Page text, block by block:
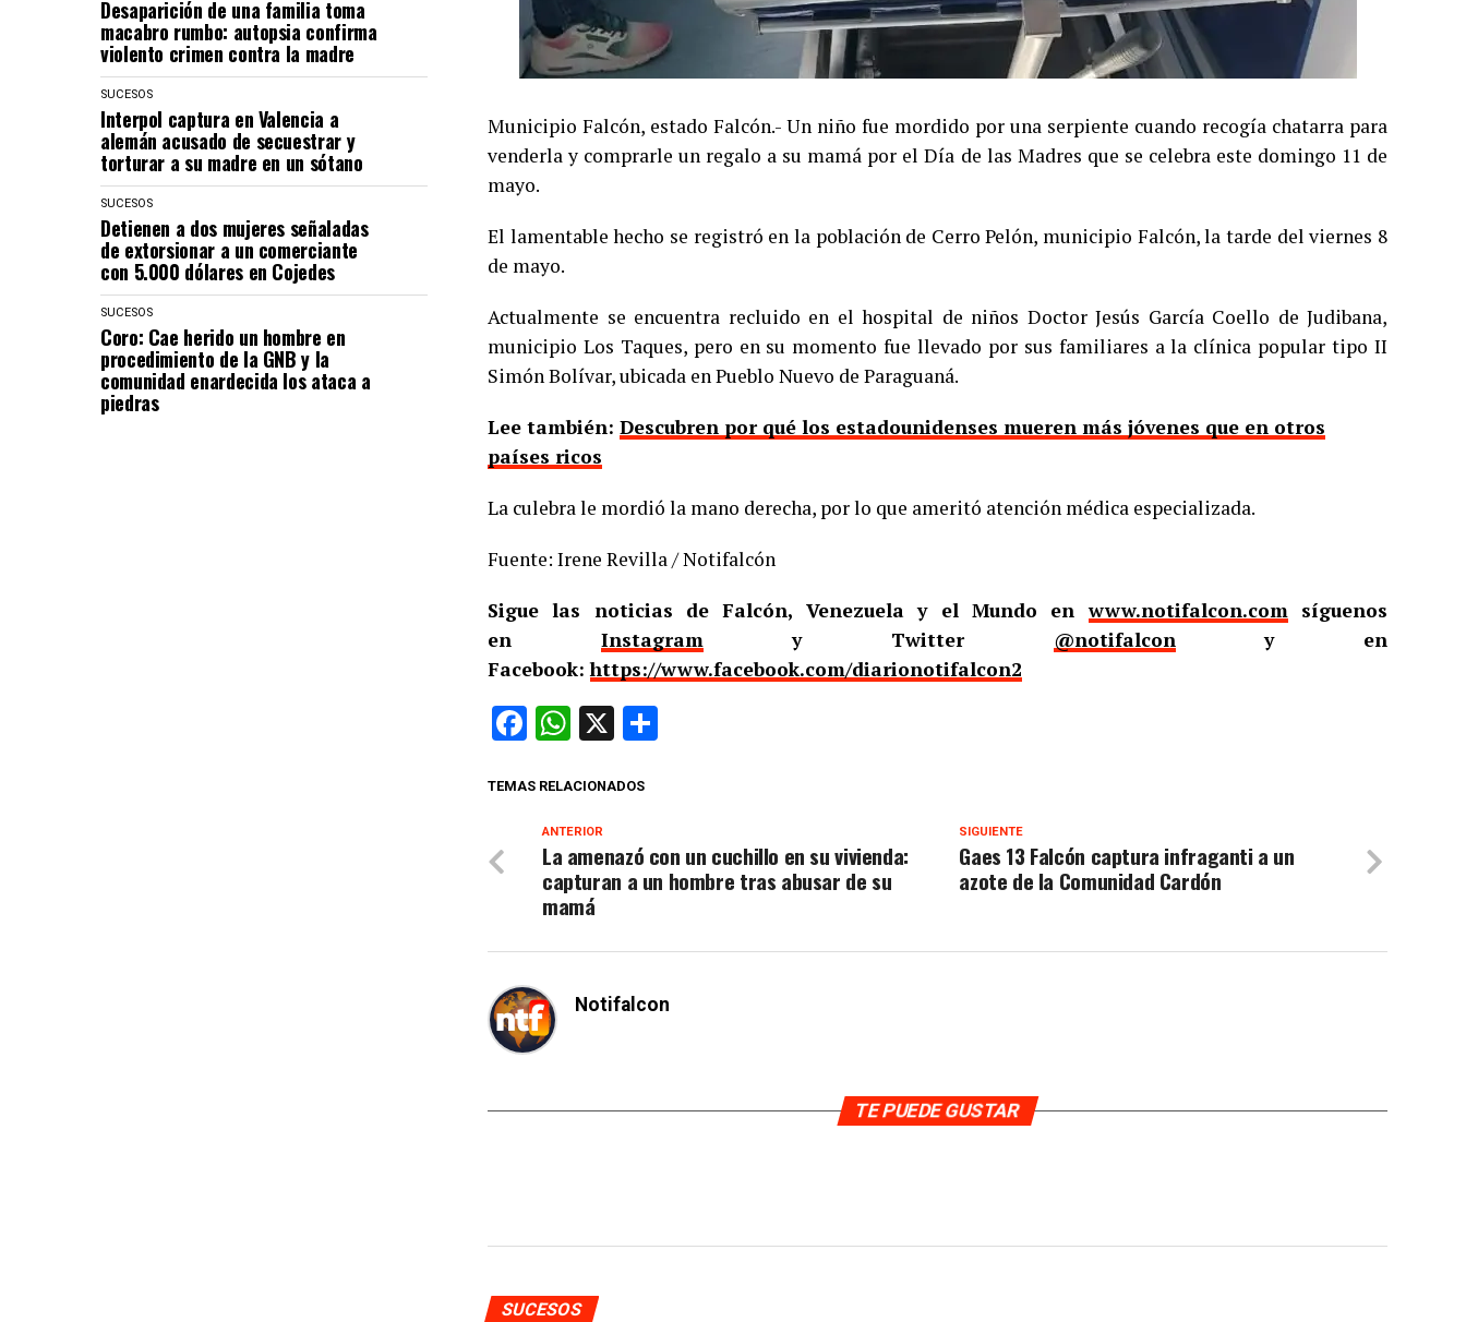
Desaparición de una familia toma
macabro rumbo: autopsia confirma
violento crimen contra la madre
SUCESOS
Interpol captura en Valencia a
alemán acusado de secuestrar y
torturar a su madre en un sótano
SUCESOS
Detienen a dos mujeres señaladas
de extorsionar a un comerciante
con 5.000 dólares en Cojedes
SUCESOS
Coro: Cae herido un hombre en
procedimiento de la GNB y la
comunidad enardecida los ataca a
piedras
Municipio Falcón, estado Falcón.- Un niño fue mordido por una serpiente cuando recogía chatarra para
venderla y comprarle un regalo a su mamá por el Día de las Madres que se celebra este domingo 11 de
mayo.
El lamentable hecho se registró en la población de Cerro Pelón, municipio Falcón, la tarde del viernes 8
de mayo.
Actualmente se encuentra recluido en el hospital de niños Doctor Jesús García Coello de Judibana,
municipio Los Taques, pero en su momento fue llevado por sus familiares a la clínica popular tipo II
Simón Bolívar, ubicada en Pueblo Nuevo de Paraguaná.
Lee también: Descubren por qué los estadounidenses mueren más jóvenes que en otros
países ricos
La culebra le mordió la mano derecha, por lo que ameritó atención médica especializada.
Fuente: Irene Revilla / Notifalcón
Sigue las noticias de Falcón, Venezuela y el Mundo enwww.notifalcon.comsíguenos
en Instagramy Twitter @notifalcony en
Facebook:https://www.facebook.com/diarionotifalcon2
Facebook
WhatsApp
X
TEMAS RELACIONADOS
SIGUIENTE
Gaes 13 Falcón captura infraganti a un
azote de la Comunidad Cardón
ANTERIOR
La amenazó con un cuchillo en su vivienda:
capturan a un hombre tras abusar de su
mamá
Notifalcon
TE PUEDE GUSTAR
SUCESOS